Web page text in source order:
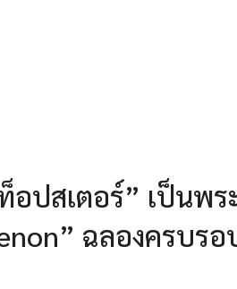
ปสเตอร์” เป็นพร
ฉลองครบร